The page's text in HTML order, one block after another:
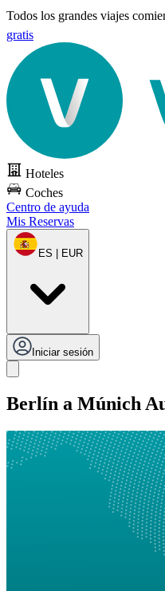
Todos los grandes viajes
gratis
Hoteles
Coches
Centro de ayuda
Mis Reservas
ES | EUR
Iniciar sesión
Berlín a Múnich